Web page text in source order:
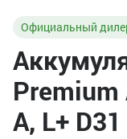
Официальный
Premium
А, L+ D31